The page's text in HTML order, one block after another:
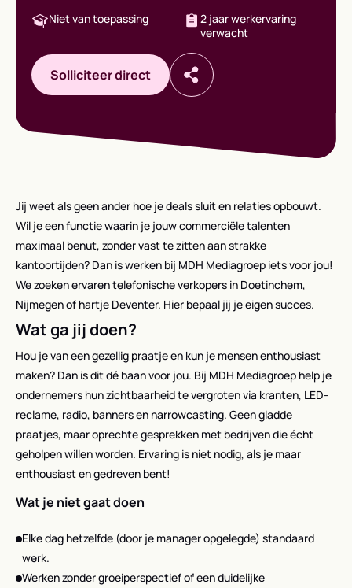
Niet van toepassing
2 jaar werkervaring
verwacht
Solliciteer direct
Jij weet als geen ander hoe je deals sluit en relaties opbouwt.
Wil je een functie waarin je jouw commerciële talenten
maximaal benut, zonder vast te zitten aan strakke
kantoortijden? Dan is werken bij MDH Mediagroep iets voor jou!
We zoeken ervaren telefonische verkopers in Doetinchem,
Nijmegen of hartje Deventer. Hier bepaal jij je eigen succes.
Wat ga jij doen?
Hou je van een gezellig praatje en kun je mensen enthousiast
maken? Dan is dit dé baan voor jou. Bij MDH Mediagroep help je
ondernemers hun zichtbaarheid te vergroten via kranten, LED-
reclame, radio, banners en narrowcasting. Geen gladde
praatjes, maar oprechte gesprekken met bedrijven die écht
geholpen willen worden. Ervaring is niet nodig, als je maar
enthousiast en gedreven bent!
Wat je niet gaat doen
Elke dag hetzelfde (door je manager opgelegde) standaard
werk.
Werken zonder groeiperspectief of een duidelijke